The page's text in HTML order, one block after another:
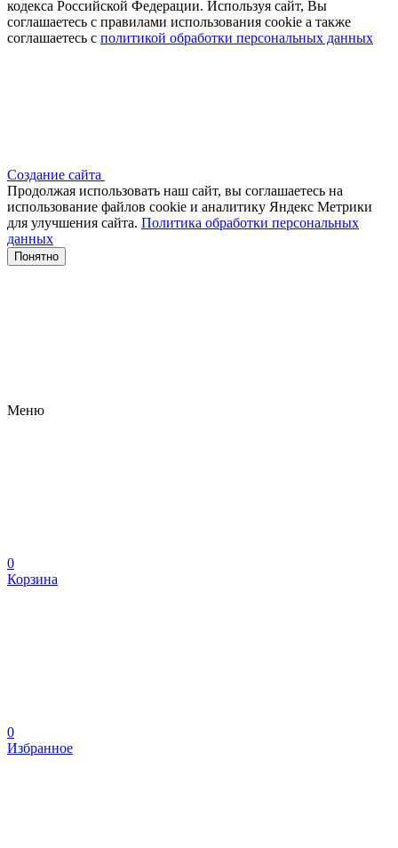
кодекса Российской Федерации. Используя сайт, Вы
соглашаетесь с правилами использования cookie а также
соглашаетесь с политикой обработки персональных данных
Создание сайта
Продолжая использовать наш сайт, вы соглашаетесь на
использование файлов сооkіе и аналитику Яндекс Метрики
для улучшения сайта. Политика обработки персональных
данных
Понятно
Меню
0
Корзина
0
Избранное